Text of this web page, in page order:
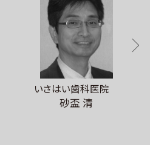
いさはい歯科医院
砂盃 清